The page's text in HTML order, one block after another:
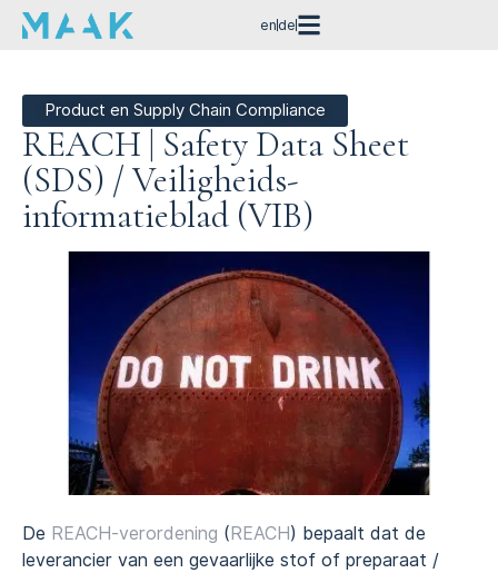
en de
Product en Supply Chain Compliance
REACH | Safety Data Sheet
(SDS) / Veiligheids­
informatieblad (VIB)
De REACH-verordening (REACH) bepaalt dat de
leverancier van een gevaarlijke stof of preparaat /